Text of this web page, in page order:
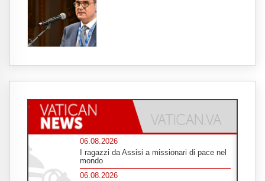
06.08.2026
I ragazzi da Assisi a missionari di pace nel
mondo
06.08.2026